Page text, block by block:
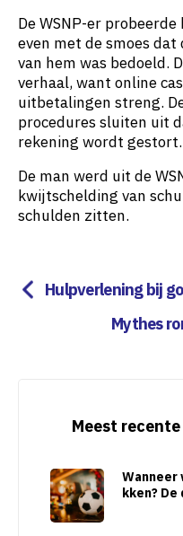
De WSNP-er
even met de smoes dat
van hem was bedoeld.
verhaal, want online
uitbetalingen streng.
procedures sluiten uit
rekening wordt gestort.
De man werd uit de
kwijtschelding van
schulden zitten.
Hulpverlening bij
Mythes
Meest recente
kken?